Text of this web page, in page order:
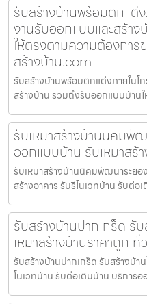
รับสร้างบ้านพร้อมตกแต่
งานรับออกแบบและสร้า
ให้ตรงตามความต้องกา
สร้างบ้าน.com
รับสร้างบ้านพร้อมตกแต่งภายในโ
สร้างบ้าน รวมถึงรับออกแบบบ้าน
รับเหมาสร้างบ้านนิคมพั
ออกแบบบ้าน รับเหมาสร้
รับเหมาสร้างบ้านนิคมพัฒนาระยอ
สร้างอาคาร รับรีโนเวทบ้าน รับต่อ
รับสร้างบ้านปากเกร็ด รั
เหมาสร้างบ้านราคาถูก ทั่
รับสร้างบ้านปากเกร็ด รับสร้างบ้า
โนเวทบ้าน รับต่อเติมบ้าน บริการ